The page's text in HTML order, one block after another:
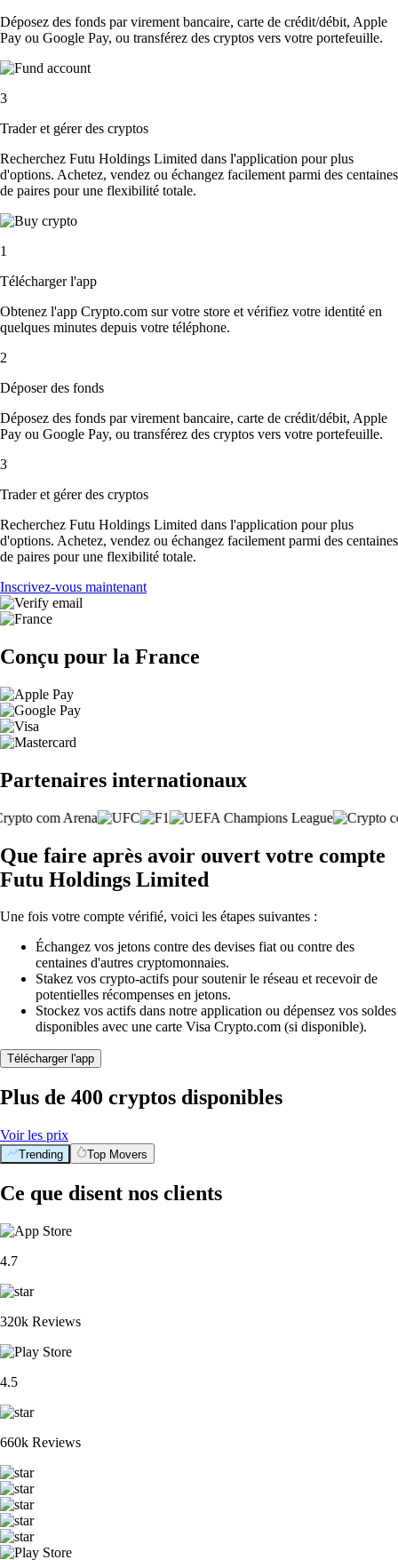
Déposez des fonds par virement bancaire, carte de crédit/débit, Apple
Pay ou Google Pay, ou transférez des cryptos vers votre portefeuille.
3
Trader et gérer des cryptos
Recherchez Futu Holdings Limited dans l'application pour plus
d'options. Achetez, vendez ou échangez facilement parmi des centaines
de paires pour une flexibilité totale.
1
Télécharger l'app
Obtenez l'app Crypto.com sur votre store et vérifiez votre identité en
quelques minutes depuis votre téléphone.
2
Déposer des fonds
Déposez des fonds par virement bancaire, carte de crédit/débit, Apple
Pay ou Google Pay, ou transférez des cryptos vers votre portefeuille.
3
Trader et gérer des cryptos
Recherchez Futu Holdings Limited dans l'application pour plus
d'options. Achetez, vendez ou échangez facilement parmi des centaines
de paires pour une flexibilité totale.
Inscrivez-vous maintenant
Conçu pour la France
Partenaires internationaux
Que faire après avoir ouvert votre compte
Futu Holdings Limited
Une fois votre compte vérifié, voici les étapes suivantes :
Échangez vos jetons contre des devises fiat ou contre des
centaines d'autres cryptomonnaies.
Stakez vos crypto-actifs pour soutenir le réseau et recevoir de
potentielles récompenses en jetons.
Stockez vos actifs dans notre application ou dépensez vos soldes
disponibles avec une carte Visa Crypto.com (si disponible).
Télécharger l'app
Plus de 400 cryptos disponibles
Voir les prix
Trending Top Movers
Ce que disent nos clients
4.7
320k Reviews
4.5
660k Reviews